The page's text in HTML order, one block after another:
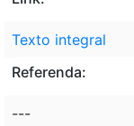
Texto integral
Referenda:
---